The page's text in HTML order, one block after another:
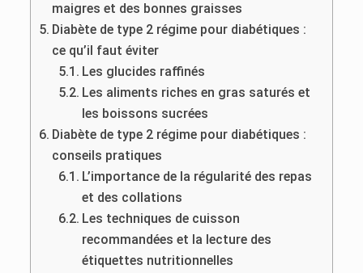
maigres et des bonnes graisses
Diabète de type 2 régime pour diabétiques :
ce qu’il faut éviter
Les glucides raffinés
Les aliments riches en gras saturés et
les boissons sucrées
Diabète de type 2 régime pour diabétiques :
conseils pratiques
L’importance de la régularité des repas
et des collations
Les techniques de cuisson
recommandées et la lecture des
étiquettes nutritionnelles